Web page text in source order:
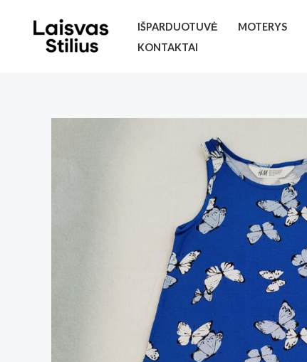
IŠPARDUOTUVĖ MOTERYS
KONTAKTAI